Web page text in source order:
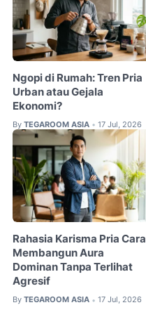
Ngopi di Rumah: Tren Pria
Urban atau Gejala
Ekonomi?
By TEGAROOM ASIA • 17 Jul, 2026
Rahasia Karisma Pria Cara
Membangun Aura
Dominan Tanpa Terlihat
Agresif
By TEGAROOM ASIA • 17 Jul, 2026